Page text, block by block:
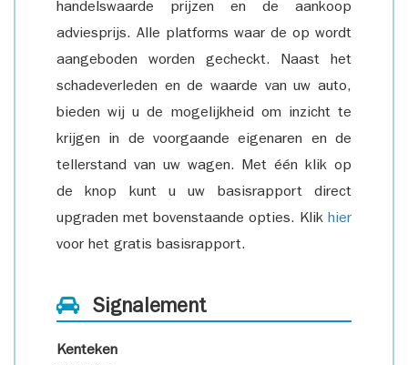
handelswaarde prijzen en de aankoop
adviesprijs. Alle platforms waar de op wordt
aangeboden worden gecheckt. Naast het
schadeverleden en de waarde van uw auto,
bieden wij u de mogelijkheid om inzicht te
krijgen in de voorgaande eigenaren en de
tellerstand van uw wagen. Met één klik op
de knop kunt u uw basisrapport direct
upgraden met bovenstaande opties. Klik hier
voor het gratis basisrapport.
Signalement
Kenteken